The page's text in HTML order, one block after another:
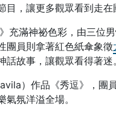
，讓更多觀眾看到走在
滿神祕色彩，由三位男
團員則拿著紅色紙傘象徵
故事，讓觀眾看得著迷
）作品《秀逗》，團
氛洋溢全場。